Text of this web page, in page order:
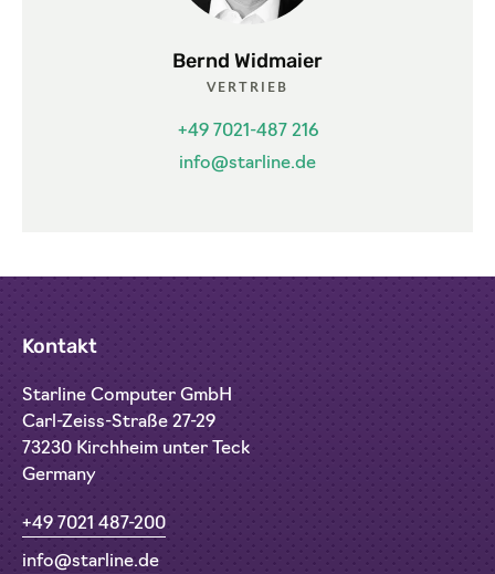
Bernd Widmaier
VERTRIEB
+49 7021-487 216
info@starline.de
Kontakt
Starline Computer GmbH
Carl-Zeiss-Straße 27-29
73230 Kirchheim unter Teck
Germany
+49 7021 487-200
info@starline.de